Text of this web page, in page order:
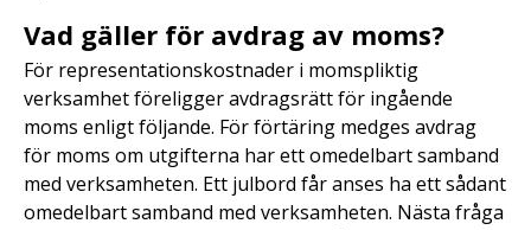
Vad gäller för avdrag av moms?
För representationskostnader i momspliktig
verksamhet föreligger avdragsrätt för ingående
moms enligt följande. För förtäring medges avdrag
för moms om utgifterna har ett omedelbart samband
med verksamheten. Ett julbord får anses ha ett sådant
omedelbart samband med verksamheten. Nästa fråga